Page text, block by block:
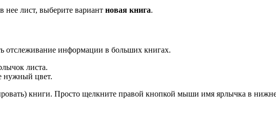
нее лист, выберите вариант новая книга.
отслеживание информации в больших книгах.
листа.
нужный цвет.
книги. Просто щелкните правой кнопкой мыши имя ярлычка в